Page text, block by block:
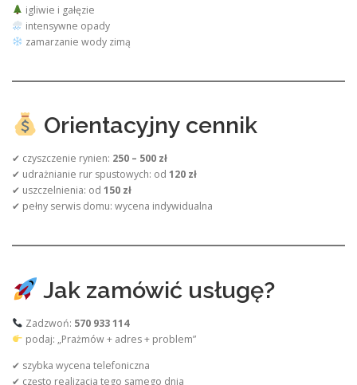
igliwie i gałęzie
intensywne opady
zamarzanie wody zimą
Orientacyjny cennik
✔ czyszczenie rynien: 250 – 500 zł
✔ udrażnianie rur spustowych: od 120 zł
✔ uszczelnienia: od 150 zł
✔ pełny serwis domu: wycena indywidualna
Jak zamówić usługę?
Zadzwoń: 570 933 114
podaj: „Prażmów + adres + problem”
✔ szybka wycena telefoniczna
✔ często realizacja tego samego dnia